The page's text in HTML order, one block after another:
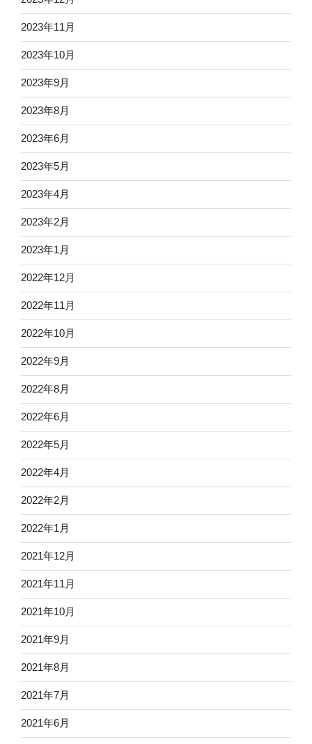
2023年11月
2023年10月
2023年9月
2023年8月
2023年6月
2023年5月
2023年4月
2023年2月
2023年1月
2022年12月
2022年11月
2022年10月
2022年9月
2022年8月
2022年6月
2022年5月
2022年4月
2022年2月
2022年1月
2021年12月
2021年11月
2021年10月
2021年9月
2021年8月
2021年7月
2021年6月